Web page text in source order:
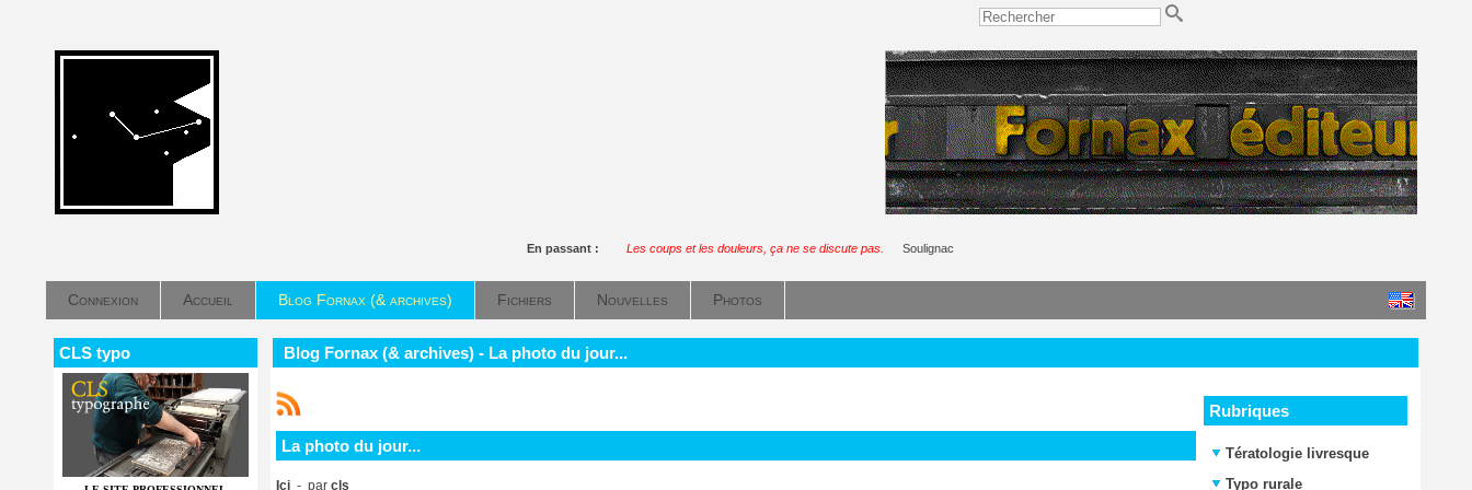
En passant : Les coups et les douleurs, ça ne se discute pas. Soulignac
Connexion Accueil Blog Fornax (& archives) Fichiers Nouvelles Photos
CLS typo Blog Fornax (& archives) - La photo du jour...
La photo du jour...
Ici - par cls
Rubriques
Tératologie livresque
Typo rurale